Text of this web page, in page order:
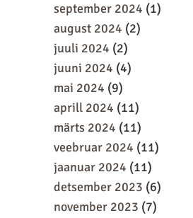
september 2024 (1)
august 2024 (2)
juuli 2024 (2)
juuni 2024 (4)
mai 2024 (9)
aprill 2024 (11)
märts 2024 (11)
veebruar 2024 (11)
jaanuar 2024 (11)
detsember 2023 (6)
november 2023 (7)